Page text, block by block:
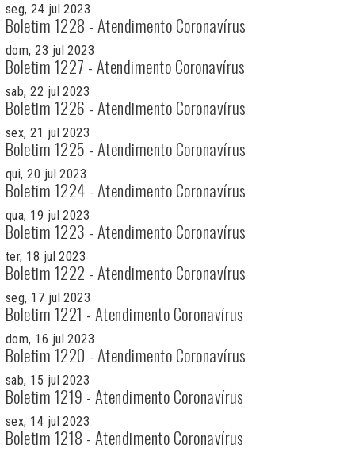
seg, 24 jul 2023
Boletim 1228 - Atendimento Coronavírus
dom, 23 jul 2023
Boletim 1227 - Atendimento Coronavírus
sab, 22 jul 2023
Boletim 1226 - Atendimento Coronavírus
sex, 21 jul 2023
Boletim 1225 - Atendimento Coronavírus
qui, 20 jul 2023
Boletim 1224 - Atendimento Coronavírus
qua, 19 jul 2023
Boletim 1223 - Atendimento Coronavírus
ter, 18 jul 2023
Boletim 1222 - Atendimento Coronavírus
seg, 17 jul 2023
Boletim 1221 - Atendimento Coronavírus
dom, 16 jul 2023
Boletim 1220 - Atendimento Coronavírus
sab, 15 jul 2023
Boletim 1219 - Atendimento Coronavírus
sex, 14 jul 2023
Boletim 1218 - Atendimento Coronavírus